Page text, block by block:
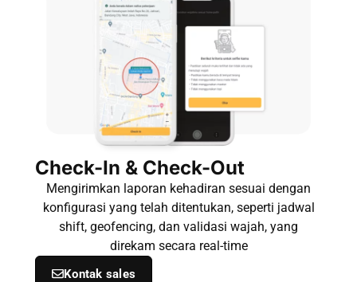
Check-In & Check-Out
Mengirimkan laporan kehadiran sesuai dengan
konfigurasi yang telah ditentukan, seperti jadwal
shift, geofencing, dan validasi wajah, yang
direkam secara real-time
Kontak sales